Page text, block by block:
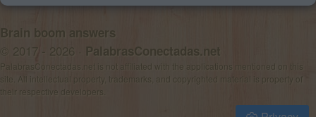
Brain boom answers
© 2017 - 2026 · PalabrasConectadas.net
PalabrasConectadas.net is not affiliated with the applications mentioned on this
site. All intellectual property, trademarks, and copyrighted material is property of
their respective developers.